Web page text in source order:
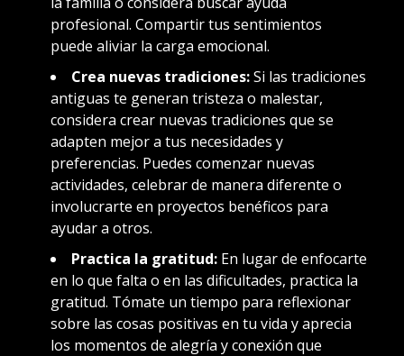
profesional. Compartir tus sentimientos
puede aliviar la carga emocional.
Crea nuevas tradiciones:Si las tradiciones
antiguas te generan tristeza o malestar,
considera crear nuevas tradiciones que se
adapten mejor a tus necesidades y
preferencias. Puedes comenzar nuevas
actividades, celebrar de manera diferente o
involucrarte en proyectos benéficos para
ayudar a otros.
Practica la gratitud: En lugar de enfocarte
en lo que falta o en las dificultades, practica la
gratitud. Tómate un tiempo para reflexionar
sobre las cosas positivas en tu vida y aprecia
los momentos de alegría y conexión que